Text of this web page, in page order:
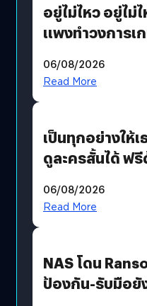
อยู่ไม่ไหว อยู่ไม่
แพงทำวงการเ
?
06/08/2026
Read More
เป็นทุกอย่างให้
ดูละครสั้นได้ ฟรี
06/08/2026
Read More
NAS โดน
ป้องกัน-รับมือยั